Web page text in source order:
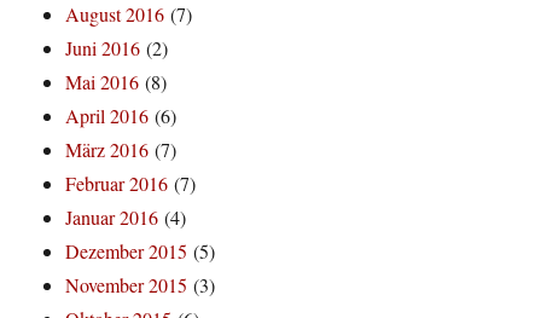
August 2016 (7)
Juni 2016 (2)
Mai 2016 (8)
April 2016 (6)
März 2016 (7)
Februar 2016 (7)
Januar 2016 (4)
Dezember 2015 (5)
November 2015 (3)